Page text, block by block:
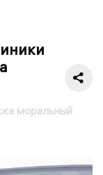
моральный